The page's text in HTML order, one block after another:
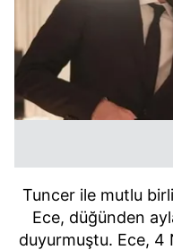
Tuncer ile mutlu
Ece, düğünden
duyurmuştu. Ece, 4